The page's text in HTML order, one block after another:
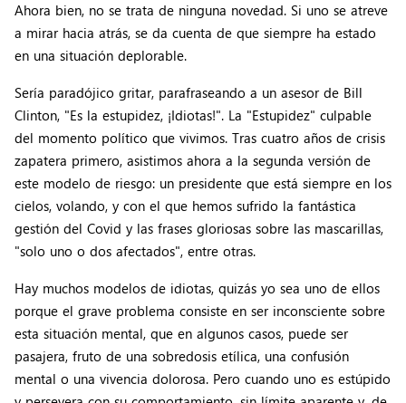
Ahora bien, no se trata de ninguna novedad. Si uno se atreve
a mirar hacia atrás, se da cuenta de que siempre ha estado
en una situación deplorable.
Sería paradójico gritar, parafraseando a un asesor de Bill
Clinton, "Es la estupidez, ¡Idiotas!". La "Estupidez" culpable
del momento político que vivimos. Tras cuatro años de crisis
zapatera primero, asistimos ahora a la segunda versión de
este modelo de riesgo: un presidente que está siempre en los
cielos, volando, y con el que hemos sufrido la fantástica
gestión del Covid y las frases gloriosas sobre las mascarillas,
"solo uno o dos afectados", entre otras.
Hay muchos modelos de idiotas, quizás yo sea uno de ellos
porque el grave problema consiste en ser inconsciente sobre
esta situación mental, que en algunos casos, puede ser
pasajera, fruto de una sobredosis etílica, una confusión
mental o una vivencia dolorosa. Pero cuando uno es estúpido